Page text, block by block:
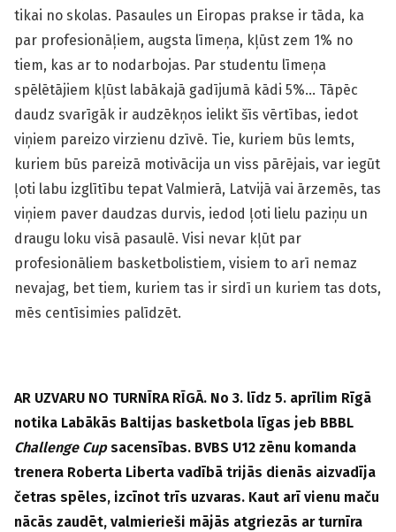
tikai no skolas. Pasaules un Eiropas prakse ir tāda, ka
par profesionāļiem, augsta līmeņa, kļūst zem 1% no
tiem, kas ar to nodarbojas. Par studentu līmeņa
spēlētājiem kļūst labākajā gadījumā kādi 5%… Tāpēc
daudz svarīgāk ir audzēkņos ielikt šīs vērtības, iedot
viņiem pareizo virzienu dzīvē. Tie, kuriem būs lemts,
kuriem būs pareizā motivācija un viss pārējais, var iegūt
ļoti labu izglītību tepat Valmierā, Latvijā vai ārzemēs, tas
viņiem paver daudzas durvis, iedod ļoti lielu paziņu un
draugu loku visā pasaulē. Visi nevar kļūt par
profesionāliem basketbolistiem, visiem to arī nemaz
nevajag, bet tiem, kuriem tas ir sirdī un kuriem tas dots,
mēs centīsimies palīdzēt.
AR UZVARU NO TURNĪRA RĪGĀ. No 3. līdz 5. aprīlim Rīgā
notika Labākās Baltijas basketbola līgas jeb BBBL
Challenge Cupsacensības. BVBS U12 zēnu komanda
trenera Roberta Liberta vadībā trijās dienās aizvadīja
četras spēles, izcīnot trīs uzvaras. Kaut arī vienu maču
nācās zaudēt, valmierieši mājās atgriezās ar turnīra